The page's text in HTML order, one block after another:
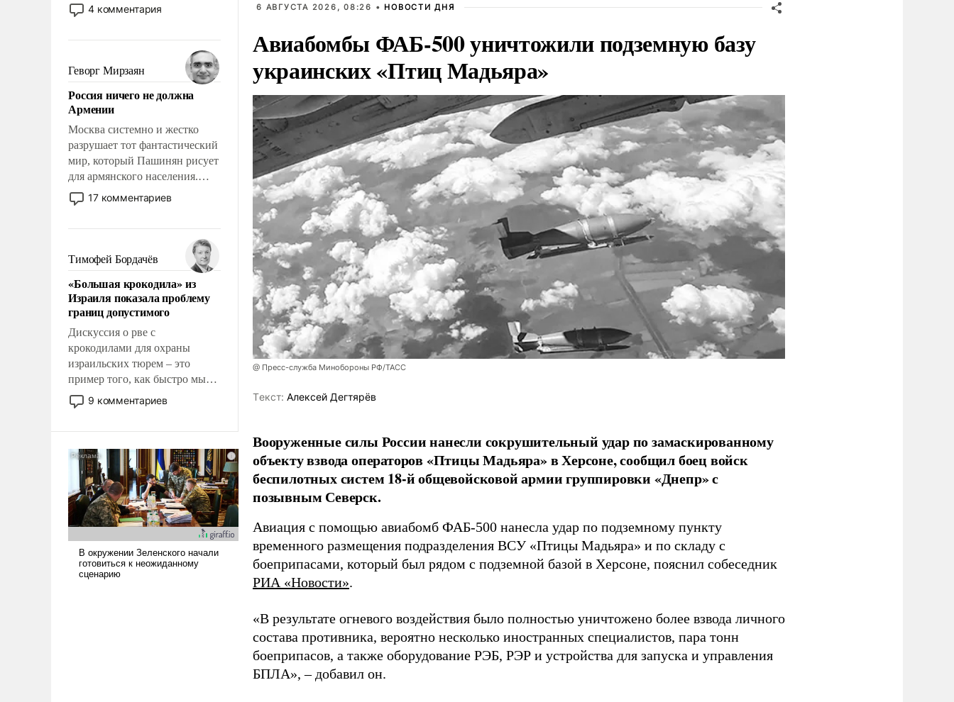
США потребуется более трех
лет. Даже небольшая война с
Сложившаяся ситуация
означает многолетний период
уязвимости США, например,
перед Китаем.
4 комментария
Геворг Мирзаян
Россия ничего не должна
Армении
Москва системно и жестко
разрушает тот фантастический
мир, который Пашинян рисует
для армянского населения.
Мир, где политические
прожекты будут безусловно
налогоплательщиков и где
Еревану за свои поступки не
нужно отвечать.
17 комментариев
Тимофей Бордачёв
«Большая крокодила» из
Израиля показала проблему
границ допустимого
Дискуссия о рве с
крокодилами для охраны
израильских тюрем – это
пример того, как быстро мы
двигаемся по пути
революционных изменений.
псевдонаучной фантастики,
стало всерьез обсуждаемой
идеей.
9 комментариев
6 АВГУСТА 2026, 08:26 • НОВОСТИ ДНЯ
Авиабомбы ФАБ-500 уничтожили подземную базу
украинских «Птиц Мадьяра»
@ Пресс-служба Минобороны РФ/ТАСС
Tекст: Алексей Дегтярёв
Вооруженные силы России нанесли сокрушительный удар по замаскированному
объекту взвода операторов «Птицы Мадьяра» в Херсоне, сообщил боец войск
беспилотных систем 18-й общевойсковой армии группировки «Днепр» с
позывным Северск.
Авиация с помощью авиабомб ФАБ-500 нанесла удар по подземному пункту
временного размещения подразделения ВСУ «Птицы Мадьяра» и по складу с
боеприпасами, который был рядом с подземной базой в Херсоне, пояснил собеседник
РИА «Новости».
«В результате огневого воздействия было полностью уничтожено более взвода личного
состава противника, вероятно несколько иностранных специалистов, пара тонн
боеприпасов, а также оборудование РЭБ, РЭР и устройства для запуска и управления
БПЛА», – добавил он.